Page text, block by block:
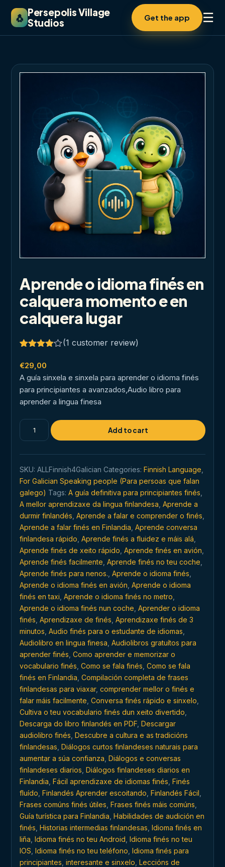
🐧 Persepolis Village
Studios
Get the app ☰
Aprende o idioma finés en
calquera momento e en
calquera lugar
4.00 out
of 5
based
on
customer
rating
(1 customer review)
€29,00
A guía sinxela e sinxela para aprender o idioma finés
para principiantes a avanzados,Audio libro para
aprender a lingua finesa
Aprende
o
en
calquera
momento
e
en
calquera
lugar
quantity
Add to cart
SKU: ALLFinnish4Galician Categories: Finnish Language
For Galician Speaking people (Para persoas que falan
galego) Tags: A guía definitiva para principiantes finés
A mellor aprendizaxe da lingua finlandesa Aprende a
durmir finlandés Aprende a falar e comprender o finés
Aprende a falar finés en Finlandia Aprende conversa
finlandesa rápido Aprende finés a fluidez e máis alá
Aprende finés de xeito rápido Aprende finés en avión
Aprende finés facilmente Aprende finés no teu coche
Aprende finés para nenos. Aprende o idioma finés
Aprende o idioma finés en avión Aprende o idioma
finés en taxi Aprende o idioma finés no metro
Aprende o idioma finés nun coche Aprender o idioma
finés Aprendizaxe de finés Aprendizaxe finés de 3
minutos Audio finés para o estudante de idiomas
Audiolibro en lingua finesa Audiolibros gratuítos para
aprender finés Como aprender e memorizar o
vocabulario finés Como se fala finés Como se fala
finés en Finlandia Compilación completa de frases
finlandesas para viaxar, comprender mellor o finés e
falar máis facilmente Conversa finés rápido e sinxelo
Cultiva o teu vocabulario finés dun xeito divertido
Descarga do libro finlandés en PDF Descargar
audiolibro finés Descubre a cultura e as tradicións
finlandesas Diálogos curtos finlandeses naturais para
aumentar a súa confianza Diálogos e conversas
finlandeses diarios Diálogos finlandeses diarios en
Finlandia Fácil aprendizaxe de idiomas finés Finés
fluído Finlandés Aprender escoitando Finlandés Fácil
Frases comúns finés útiles Frases finés máis comúns
Guía turística para Finlandia Habilidades de audición en
finés Historias intermedias finlandesas Idioma finés en
liña Idioma finés no teu Android Idioma finés no teu
IOS Idioma finés no teu teléfono Idioma finés para
principiantes interesante e sinxelo Leccións de